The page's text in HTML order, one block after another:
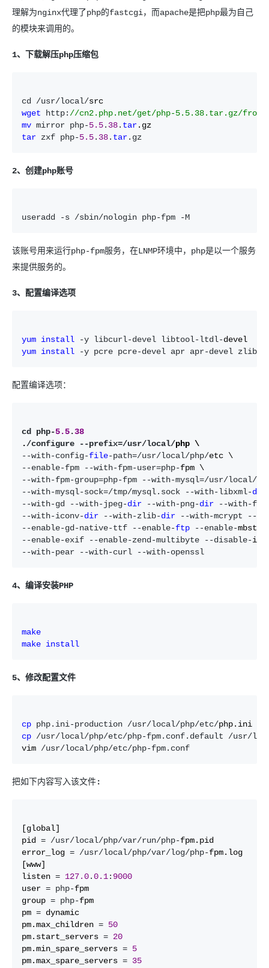
理解为nginx代理了php的fastcgi，而apache是把php最为自己
的模块来调用的。
1、下载解压php压缩包
cd /usr/local/
wget http: //cn2.php.net/get/php-5.5.38.tar.gz/
mv mirror php-5.5 . 38 . tar
tar zxf php-5.5 . 38 . tar .gz
2、创建php账号
useradd -s /sbin/nologin php-fpm -M
该账号用来运行php-fpm服务，在LNMP环境中，php是以一个服务
来提供服务的。
3、配置编译选项
yum install -y libcurl-devel libtool-ltdl-
yum install -y pcre pcre-devel apr apr-devel zlib-
配置编译选项：
cd php-5.5 .38
./configure --prefix=/usr/local/
--with-config-file-path=/usr/local/php/
--enable-fpm --with-fpm-user=php-
--with-fpm-group=php-fpm --with-mysql=/usr/local/
--with-mysql-sock=/tmp/mysql.sock --with-libxml-dir
--with-gd --with-jpeg-dir --with-png-dir --with-
--with-iconv-dir --with-zlib-dir --with-mcrypt --
--enable-gd-native-ttf --enable-ftp --enable-
--enable-exif --enable-zend-multibyte --disable-
--with-pear --with-curl --with-openssl
4、编译安装PHP
make
make install
5、修改配置文件
cp php.ini-production /usr/local/php/etc/
cp /usr/local/php/etc/php-fpm.conf.default /usr/
vim /usr/local/php/etc/php-fpm.conf
把如下内容写入该文件:
[global]
pid = /usr/local/php/var/run/php-fpm.pid
error_log = /usr/local/php/var/log/php-fpm.log
[www]
listen = 127.0 . 0.1 : 9000
user = php-fpm
group = php-fpm
pm = dynamic
pm.max_children = 50
pm.start_servers = 20
pm.min_spare_servers = 5
pm.max_spare_servers = 35